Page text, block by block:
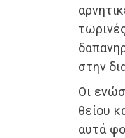
στην
Οι
θείου
αυτά